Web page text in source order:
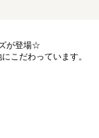
が登場☆
こだわっています。